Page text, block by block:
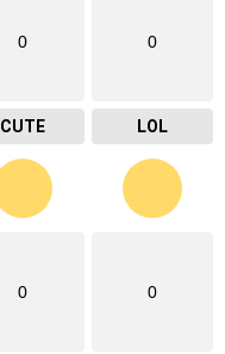
0
CUTE
0
LOL
0 0